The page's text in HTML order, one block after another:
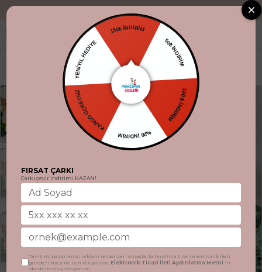
"Aynı gün
150₺ İNDİRİM
50₺ İNDİRİM
100 ₺ İNDİRİM
%20 İNDİRİM
KARGO ÜCRETSİZ
YENİYIL HEDİYE
FIRSAT ÇARKI
Çarkı çevir indirimi KAZAN!
Tanıtım, pazarlama, reklam ve benzeri amaçlarla tarafıma ticari elektronik ileti
gönderilmesine izin veriyorum. Elektronik Ticari İleti Aydınlatma Metni 'ni
okudum onay veriyorum.